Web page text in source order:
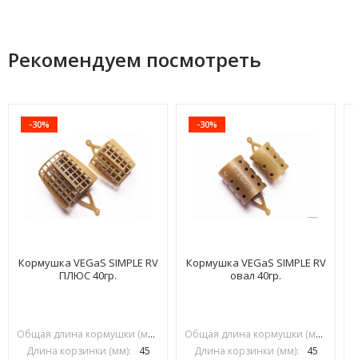
Рекомендуем посмотреть
-30%
Кормушка VEGaS SIMPLE RV
ПЛЮС 40гр.
Общая длина кормушки (мм):
Длина корзинки (мм):
45
-30%
Кормушка VEGaS SIMPLE RV
овал 40гр.
Общая длина кормушки (мм):
Длина корзинки (мм):
45